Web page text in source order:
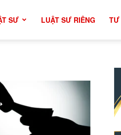
SƯ LUẬT SƯ RIÊNG TƯ